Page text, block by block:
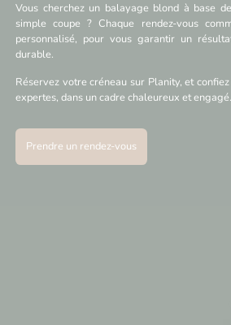
Vous cherchez un balayage blond à base
simple coupe ? Chaque rendez-vous
personnalisé, pour vous garantir un
durable.
Réservez votre créneau sur Planity, et
expertes, dans un cadre chaleureux et engagé.
Prendre un rendez-vous